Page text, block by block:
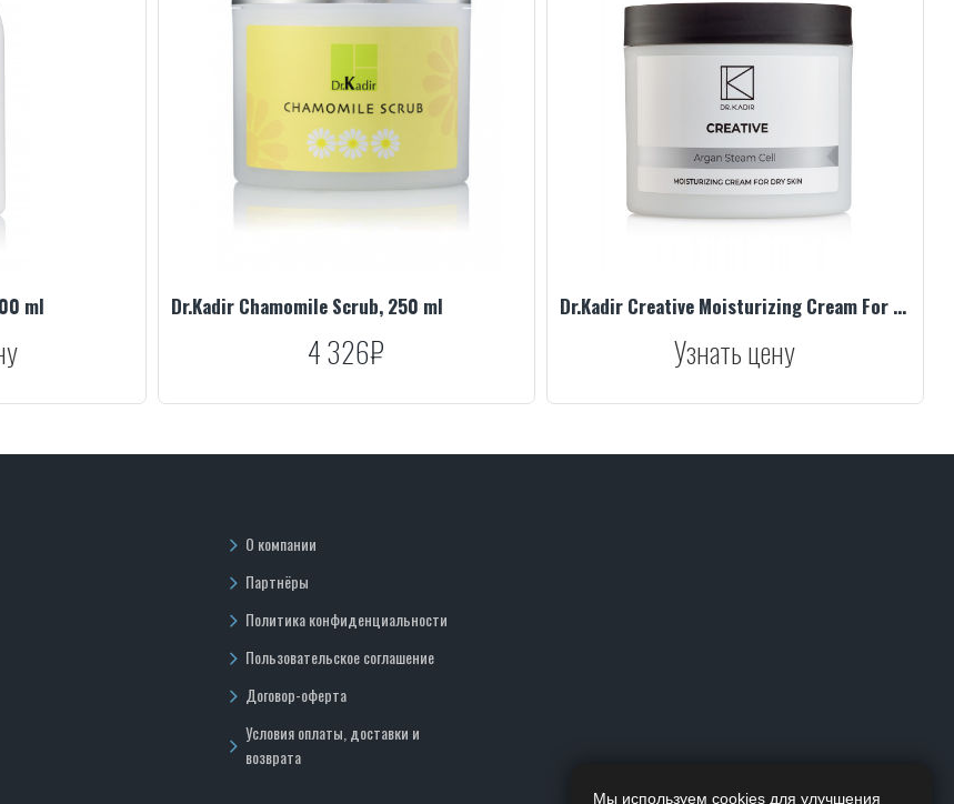
ml Dr.Kadir Chamomile Scrub, 250 ml
4 326₽
Dr.Kadir Creative Moisturizing Cream For Dry Skin, 250 ml
Узнать цену
О компании
Партнёры
Политика конфиденциальности
Пользовательское соглашение
Договор-оферта
Условия оплаты, доставки и
возврата
Мы используем cookies для улучшения